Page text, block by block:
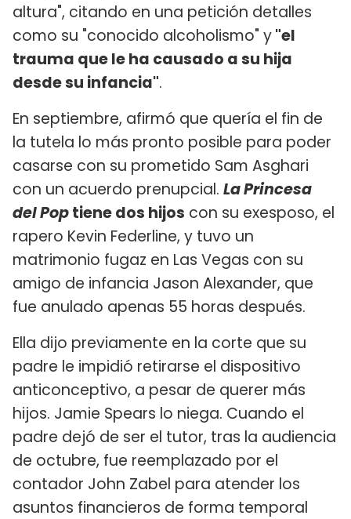
altura", citando en una petición detalles
como su "conocido alcoholismo" y"el
trauma que le ha causado a su hija
desde su infancia".
En septiembre, afirmó que quería el fin de
la tutela lo más pronto posible para poder
casarse con su prometido Sam Asghari
con un acuerdo prenupcial. La Princesa
del Poptiene dos hijos con su exesposo, el
rapero Kevin Federline, y tuvo un
matrimonio fugaz en Las Vegas con su
amigo de infancia Jason Alexander, que
fue anulado apenas 55 horas después.
Ella dijo previamente en la corte que su
padre le impidió retirarse el dispositivo
anticonceptivo, a pesar de querer más
hijos. Jamie Spears lo niega. Cuando el
padre dejó de ser el tutor, tras la audiencia
de octubre, fue reemplazado por el
contador John Zabel para atender los
asuntos financieros de forma temporal